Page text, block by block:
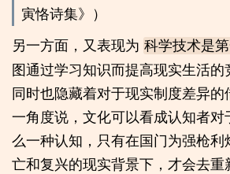
寅恪诗集》）
另一方面，又表现为 科学技术是
图通过学习知识而提高现实生活的
同时也隐藏着对于现实制度差异
一角度说，文化可以看成认知者
么一种认知，只有在国门为强枪利
亡和复兴的现实背景下，才会去重